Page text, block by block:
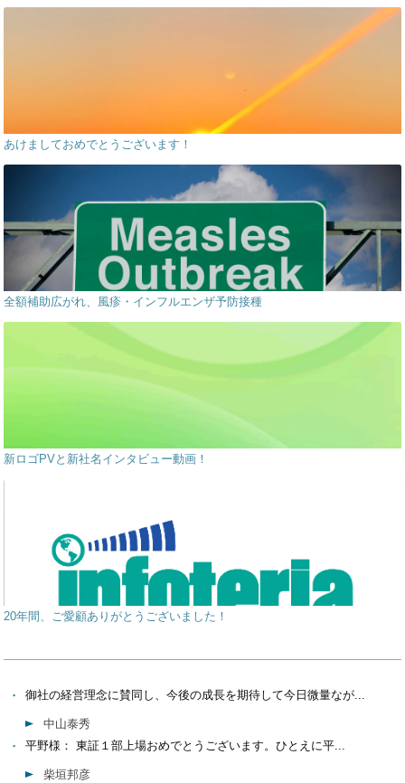
あけましておめでとうございます！
全額補助広がれ、風疹・インフルエンザ予防接種
新ロゴPVと新社名インタビュー動画！
20年間、ご愛顧ありがとうございました！
御社の経営理念に賛同し、今後の成長を期待して今日微量なが...
中山泰秀
平野様： 東証１部上場おめでとうございます。ひとえに平...
柴垣邦彦